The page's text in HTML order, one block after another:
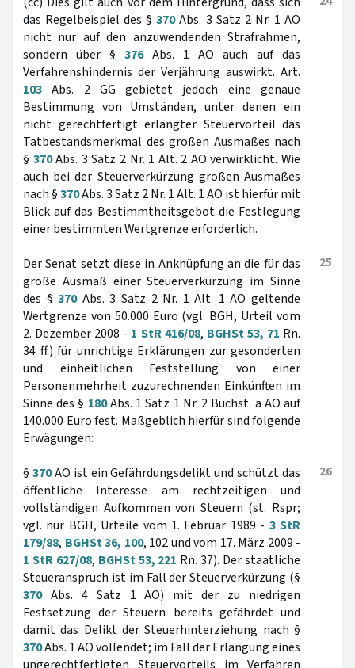
das Regelbeispiel des §370Abs. 3 Satz 2 Nr. 1 AO
nicht nur auf den anzuwendenden Strafrahmen,
sondern über § 376Abs. 1 AO auch auf das
Verfahrenshindernis der Verjährung auswirkt. Art.
103 Abs. 2 GG gebietet jedoch eine genaue
Bestimmung von Umständen, unter denen ein
nicht gerechtfertigt erlangter Steuervorteil das
Tatbestandsmerkmal des großen Ausmaßes nach
§ 370Abs. 3 Satz 2 Nr. 1 Alt. 2 AO verwirklicht. Wie
auch bei der Steuerverkürzung großen Ausmaßes
nach §370Abs. 3 Satz 2 Nr. 1 Alt. 1 AO ist hierfür mit
Blick auf das Bestimmtheitsgebot die Festlegung
einer bestimmten Wertgrenze erforderlich.
25
Der Senat setzt diese in Anknüpfung an die für das
große Ausmaß einer Steuerverkürzung im Sinne
des §370Abs. 3 Satz 2 Nr. 1 Alt. 1 AO geltende
Wertgrenze von 50.000 Euro (vgl. BGH, Urteil vom
2. Dezember 2008 - 1 StR 416/08, BGHSt 53, 71 Rn.
34 ff.) für unrichtige Erklärungen zur gesonderten
und einheitlichen Feststellung von einer
Personenmehrheit zuzurechnenden Einkünften im
Sinne des § 180Abs. 1 Satz 1 Nr. 2 Buchst. a AO auf
140.000 Euro fest. Maßgeblich hierfür sind folgende
Erwägungen:
26
§ 370AO ist ein Gefährdungsdelikt und schützt das
öffentliche Interesse am rechtzeitigen und
vollständigen Aufkommen von Steuern (st. Rspr;
vgl. nur BGH, Urteile vom 1. Februar 1989 - 3 StR
179/88, BGHSt 36, 100, 102 und vom 17. März 2009 -
1 StR 627/08, BGHSt 53, 221 Rn. 37). Der staatliche
Steueranspruch ist im Fall der Steuerverkürzung (§
370Abs. 4 Satz 1 AO) mit der zu niedrigen
Festsetzung der Steuern bereits gefährdet und
damit das Delikt der Steuerhinterziehung nach §
370Abs. 1 AO vollendet; im Fall der Erlangung eines